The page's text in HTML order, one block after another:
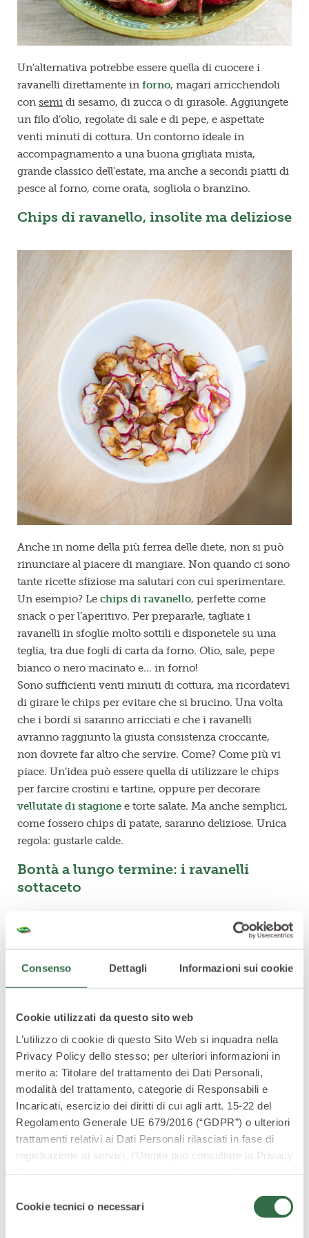
Consenso Dettagli Informazioni sui cookie
Cookie utilizzati da questo sito web
L’utilizzo di cookie di questo Sito Web si inquadra nella
Privacy Policy dello stesso; per ulteriori informazioni in
merito a: Titolare del trattamento dei Dati Personali,
modalità del trattamento, categorie di Responsabili e
Incaricati, esercizio dei diritti di cui agli artt. 15-22 del
Regolamento Generale UE 679/2016 (“GDPR”) o ulteriori
trattamenti relativi ai Dati Personali rilasciati in fase di
registrazione ai servizi, l’Utente può consultare la Privacy
specifiche per i servizi forniti tramite il Sito Web.
delCookie tecnici o necessari
Un’alternativa potrebbe essere quella di cuocere i
ravanelli direttamente in forno, magari arricchendoli
con semi di sesamo, di zucca o di girasole. Aggiungete
un filo d’olio, regolate di sale e di pepe, e aspettate
venti minuti di cottura. Un contorno ideale in
accompagnamento a una buona grigliata mista,
grande classico dell’estate, ma anche a secondi piatti di
pesce al forno, come orata, sogliola o branzino.
Chips di ravanello, insolite ma deliziose
Anche in nome della più ferrea delle diete, non si può
rinunciare al piacere di mangiare. Non quando ci sono
tante ricette sfiziose ma salutari con cui sperimentare.
Un esempio? Le chips di ravanello, perfette come
snack o per l’aperitivo. Per prepararle, tagliate i
ravanelli in sfoglie molto sottili e disponetele su una
teglia, tra due fogli di carta da forno. Olio, sale, pepe
bianco o nero macinato e… in forno!
Sono sufficienti venti minuti di cottura, ma ricordatevi
di girare le chips per evitare che si brucino. Una volta
che i bordi si saranno arricciati e che i ravanelli
avranno raggiunto la giusta consistenza croccante,
non dovrete far altro che servire. Come? Come più vi
piace. Un’idea può essere quella di utilizzare le chips
per farcire crostini e tartine, oppure per decorare
vellutate di stagione e torte salate. Ma anche semplici,
come fossero chips di patate, saranno deliziose. Unica
regola: gustarle calde.
Bontà a lungo termine: i ravanelli
sottaceto
Siete in cerca di qualche idea originale per arricchire le
vostreinsalate di riso, o per farcirebruschettee
tartine? Allora non potete non assaggiare i ravanelli
sottaceto, golosi e semplicissimi da preparare. In più,
conservati senza rischi anche per lungo tempo.